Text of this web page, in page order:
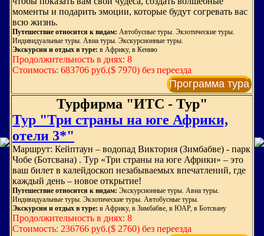
моменты и подарить эмоции, которые будут согревать вас
всю жизнь.
Путешествие относится к видам: Автобусные туры. Экзотические туры.
Индивидуальные туры. Авиа туры. Экскурсионные туры.
Экскурсии и отдых в туре: в Африку, в Кению
Продолжительность в днях: 8
Стоимость: 683706 руб.($ 7970) без переезда
Программа тура
Турфирма "ИТС - Тур"
Тур "Три страны на юге Африки,
отели 3*"
Маршрут: Кейптаун – водопад Виктория (Зимбабве) - парк
Чобе (Ботсвана) . Тур «Три страны на юге Африки» – это
ваш билет в калейдоскоп незабываемых впечатлений, где
каждый день – новое открытие!
Путешествие относится к видам: Экскурсионные туры. Авиа туры.
Индивидуальные туры. Экзотические туры. Автобусные туры.
Экскурсии и отдых в туре: в Африку, в Зимбабве, в ЮАР, в Ботсвану
Продолжительность в днях: 8
Стоимость: 236766 руб.($ 2760) без переезда